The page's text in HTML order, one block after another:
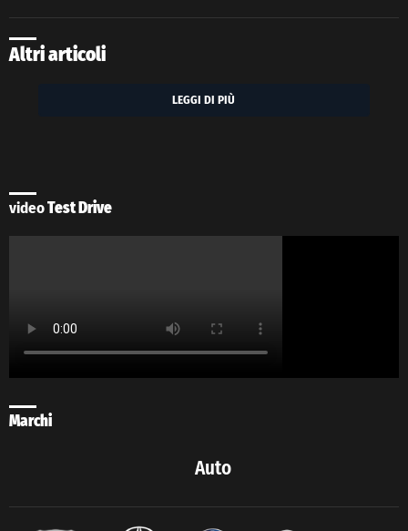
Altri articoli
LEGGI DI PIÙ
videoTest Drive
Marchi
Auto